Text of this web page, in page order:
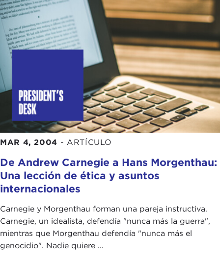
MAR 4, 2004 - ARTÍCULO
De Andrew Carnegie a Hans Morgenthau:
Una lección de ética y asuntos
internacionales
Carnegie y Morgenthau forman una pareja instructiva.
Carnegie, un idealista, defendía "nunca más la guerra",
mientras que Morgenthau defendía "nunca más el
genocidio". Nadie quiere ...